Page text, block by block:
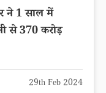
ने 1 साल में
से 370 करोड़
29th Feb 2024